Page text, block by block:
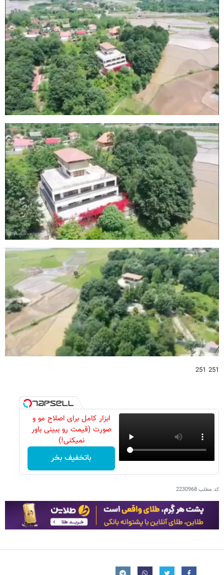
251 251
ابزار کامل برای اصلاح مو و
صورت (قیمت رو ببینی باور
نمیکنی!)
باتخفیف بخر
کد مطلب2230968